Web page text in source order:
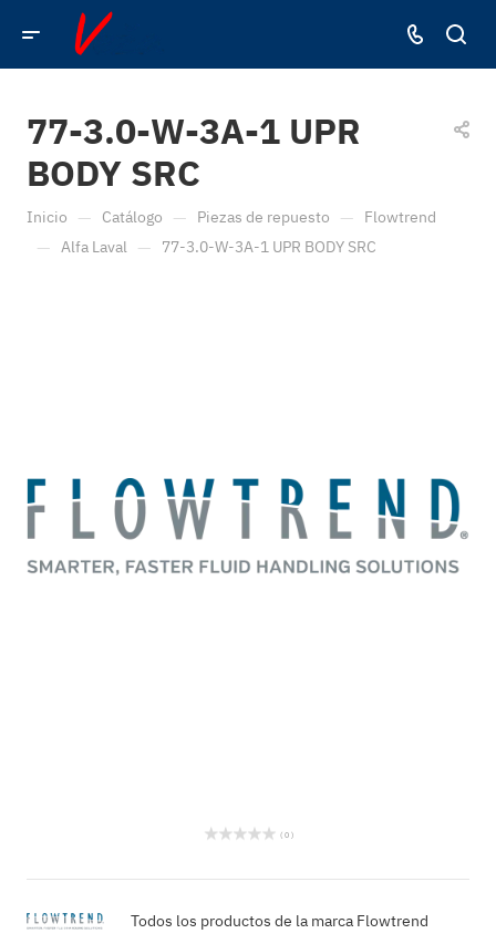
77-3.0-W-3A-1 UPR
BODY SRC
Inicio — Catálogo — Piezas de repuesto — Flowtrend
— Alfa Laval — 77-3.0-W-3A-1 UPR BODY SRC
( 0 )
Todos los productos de la marca Flowtrend